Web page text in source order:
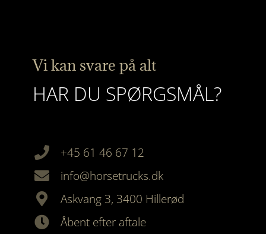
Vi kan svare på alt
HAR DU SPØRGSMÅL?
+45 61 46 67 12
info@horsetrucks.dk
Askvang 3, 3400 Hillerød
Åbent efter aftale